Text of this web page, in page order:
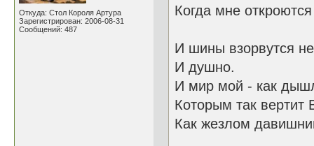
Откуда: Стол Короля Артура
Зарегистрирован: 2006-08-31
Сообщений: 487
Когда мне
И шины взорвутся
И душно.
И мир мой - как
Которым так вертит
Как жезлом